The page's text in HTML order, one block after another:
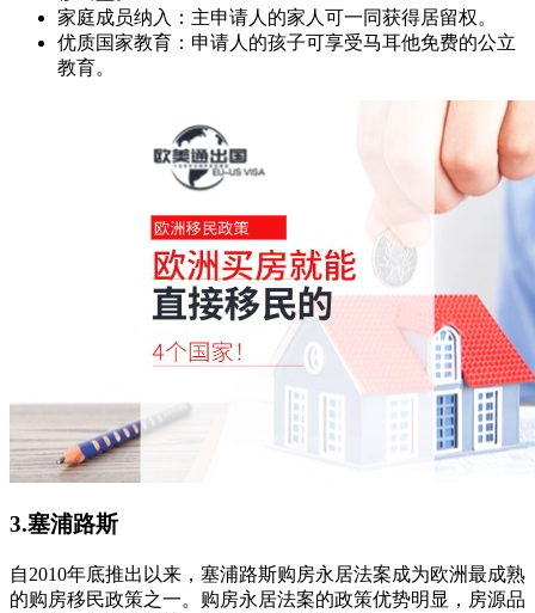
家庭成员纳入：主申请人的家人可一同获得居留权。
优质国家教育：申请人的孩子可享受马耳他免费的公立
教育。
3.塞浦路斯
自2010年底推出以来，塞浦路斯购房永居法案成为欧洲最成熟
的购房移民政策之一。购房永居法案的政策优势明显，房源品